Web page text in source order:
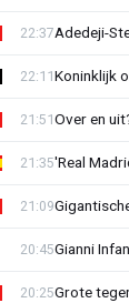
Adedeji-
22:37
Koninklijk
22:11
Over en
21:51
'Real
21:35
21:09
Gianni
20:45
Grote
20:25